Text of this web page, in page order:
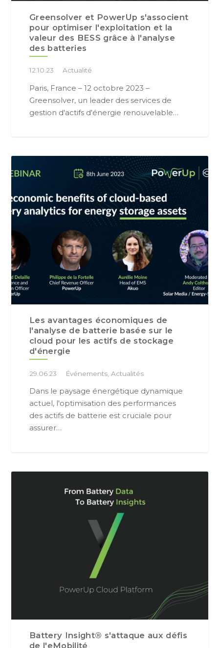
Greensolver et PowerUp s'associent
pour optimiser l'exploitation et la
valeur des BESS grâce à l'analyse
des batteries
12.10.23 Actualité
Paris, France – 12 octobre 2023 –
Greensolver, un leader des services de
gestion d'actifs d'énergie renouvelable…
Les avantages économiques de
l'analyse de batterie basée sur le
cloud pour les actifs de stockage
d'énergie
29.06.23 Événements Actualités
Dans le paysage énergétique dynamique
actuel, l'optimisation des performances
des actifs de batterie est cruciale pour
assurer…
Battery Insight® s'attaque aux défis
de l'eMobilité